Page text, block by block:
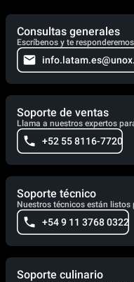
Consultas generales
Escríbenos y te
Soporte de ventas
Llama a nuestros expertos
+52 55 8116-7720
Soporte técnico
Nuestros técnicos están
+54 9 11 3768 0322
Soporte culinario